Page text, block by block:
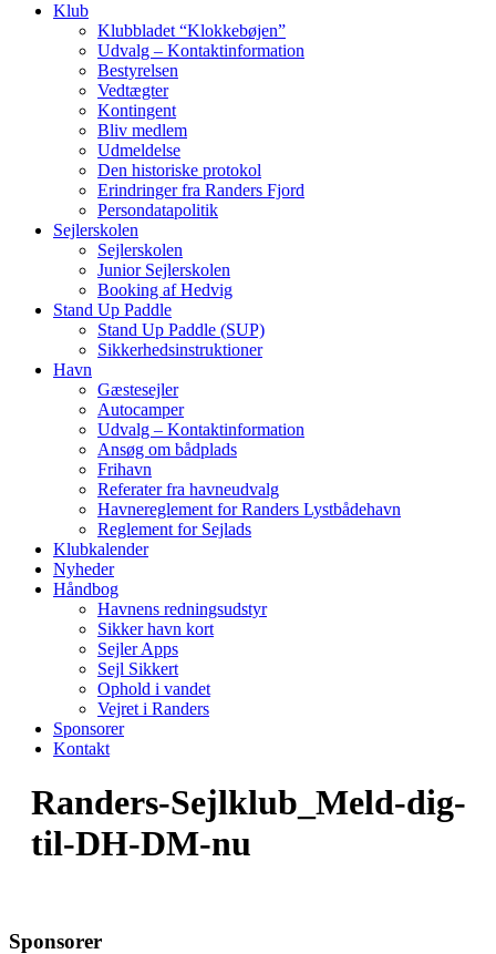
Klub
Klubbladet “Klokkebøjen”
Udvalg – Kontaktinformation
Bestyrelsen
Vedtægter
Kontingent
Bliv medlem
Udmeldelse
Den historiske protokol
Erindringer fra Randers Fjord
Persondatapolitik
Sejlerskolen
Sejlerskolen
Junior Sejlerskolen
Booking af Hedvig
Stand Up Paddle
Stand Up Paddle (SUP)
Sikkerhedsinstruktioner
Havn
Gæstesejler
Autocamper
Udvalg – Kontaktinformation
Ansøg om bådplads
Frihavn
Referater fra havneudvalg
Havnereglement for Randers Lystbådehavn
Reglement for Sejlads
Klubkalender
Nyheder
Håndbog
Havnens redningsudstyr
Sikker havn kort
Sejler Apps
Sejl Sikkert
Ophold i vandet
Vejret i Randers
Sponsorer
Kontakt
Randers-Sejlklub_Meld-dig-
til-DH-DM-nu
Sponsorer